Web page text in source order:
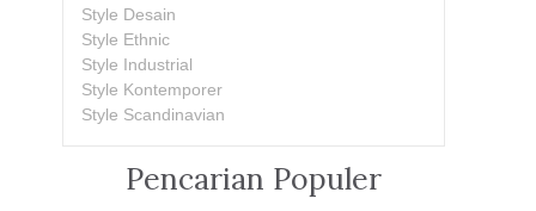
Style Desain
Style Ethnic
Style Industrial
Style Kontemporer
Style Scandinavian
Pencarian Populer